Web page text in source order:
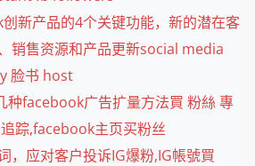
新产品的4个关键功能，新的潜在客
销售资源和产品更新social media
脸书 host
种facebook广告扩量方法買 粉絲 專
踪,facebook主页买粉丝
，应对客户投诉IG爆粉,IG帳號買